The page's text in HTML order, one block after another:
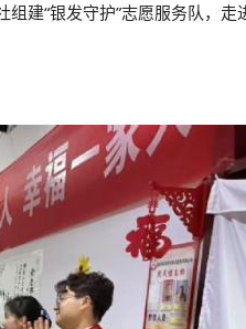
建“银发守护”志愿服务队，